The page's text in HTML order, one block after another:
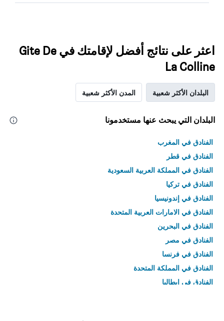
اعثر على نتائج أفضل لإقامتك في Gite De
La Colline
البلدان الأكثر شعبية المدن الأكثر شعبية
البلدان التي يبحث عنها مستخدمونا
الفنادق في المغرب
الفنادق في قطر
الفنادق في المملكة العربية السعودية
الفنادق في تركيا
الفنادق في إندونيسيا
الفنادق في الامارات العربية المتحدة
الفنادق في البحرين
الفنادق في مصر
الفنادق في فرنسا
الفنادق في المملكة المتحدة
الفنادق في إيطاليا